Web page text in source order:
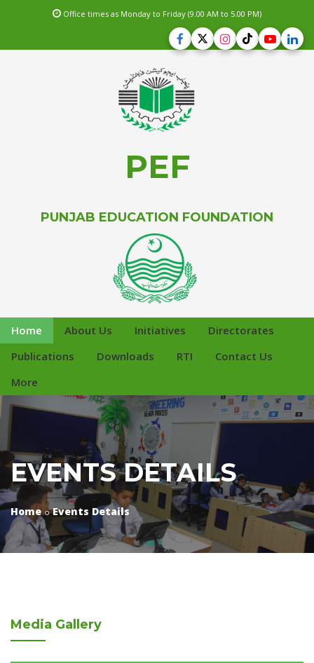
Office times as Monday to Friday (9.00 AM to 5.00 PM)
PEF
PUNJAB EDUCATION FOUNDATION
Home About Us Initiatives
Directorates
Publications
Downloads RTI
Contact Us
More
EVENTS DETAILS
Home Events Details
Media Gallery